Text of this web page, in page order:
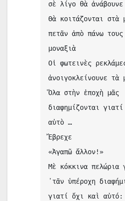
σὲ λίγο θὰ
Θὰ κοιτάζονται στὰ
πετᾶν ἀπὸ πάνω
μοναξιὰ
Οἱ φωτεινὲς
ἀνοιγοκλείνουνε τὰ
Ὅλα στὴν ἐποχὴ μᾶς
διαφημίζονται
αὐτὸ …
Ἔβρεχε
«Ἀγαπῶ ἄλλον!»
Μὲ κόκκινα πελώρια
᾿τᾶν ὑπέροχη
γιατί ὄχι καὶ αὐτό: